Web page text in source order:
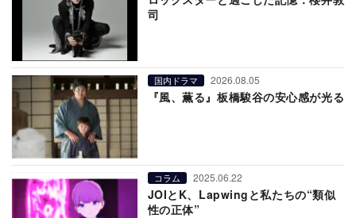
司
国内ドラマ 2026.08.05
『風、薫る』板橋駿谷の安心感が光る
コラム 2025.06.22
JOIとK、Lapwingと私たちの“類似
性の正体”